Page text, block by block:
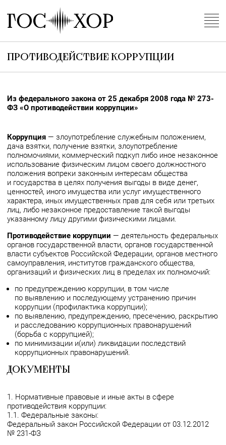
Противодействие коррупции
Из федерального закона от 25 декабря 2008 года № 273-
ФЗ «О противодействии коррупции»
Коррупция — злоупотребление служебным положением,
дача взятки, получение взятки, злоупотребление
полномочиями, коммерческий подкуп либо иное незаконное
использование физическим лицом своего должностного
положения вопреки законным интересам общества
и государства в целях получения выгоды в виде денег,
ценностей, иного имущества или услуг имущественного
характера, иных имущественных прав для себя или третьих
лиц, либо незаконное предоставление такой выгоды
указанному лицу другими физическими лицами.
Противодействие коррупции — деятельность федеральных
органов государственной власти, органов государственной
власти субъектов Российской Федерации, органов местного
самоуправления, институтов гражданского общества,
организаций и физических лиц в пределах их полномочий:
по предупреждению коррупции, в том числе
по выявлению и последующему устранению причин
коррупции (профилактика коррупции);
по выявлению, предупреждению, пресечению, раскрытию
и расследованию коррупционных правонарушений
(борьба с коррупцией);
по минимизации и(или) ликвидации последствий
коррупционных правонарушений.
Документы
1. Нормативные правовые и иные акты в сфере
противодействия коррупции:
1.1. Федеральные законы:
Федеральный закон Российской Федерации от 03.12.2012
№ 231-ФЗ